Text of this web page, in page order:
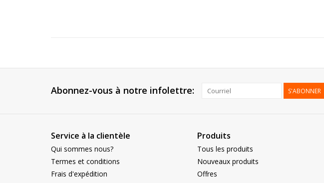
Abonnez-vous à notre infolettre: S'ABONNER
Service à la clientèle
Qui sommes nous?
Termes et conditions
Frais d'expédition
Produits
Tous les produits
Nouveaux produits
Offres